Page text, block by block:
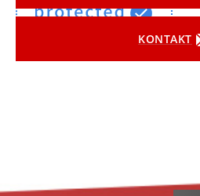
KONTAKT